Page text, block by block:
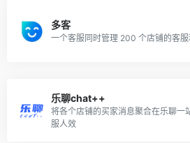
多客
一个客服同时管理 200 个店铺的客
乐聊chat++
将各个店铺的买家消息聚合在乐聊一
服人效